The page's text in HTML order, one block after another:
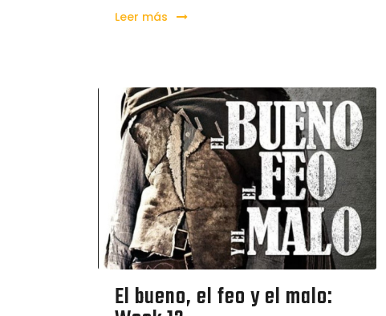
Titans, nuestros Packers están 1-1 tras
Leer más
El bueno, el feo y el malo: